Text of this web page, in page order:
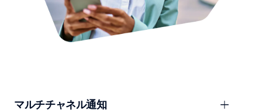
マルチチャネル通知